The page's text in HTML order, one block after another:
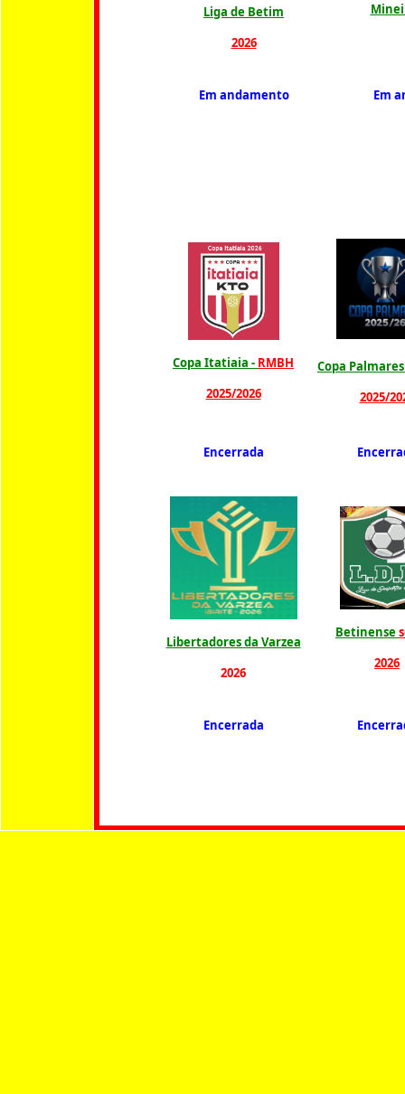
Liga de Betim
2026
Em andamento Em
Copa Itatiaia - RMBH
2025/2026
Copa
2025/
Encerrada
Libertadores da Varzea
2026
Betinense
2026
Encerrada